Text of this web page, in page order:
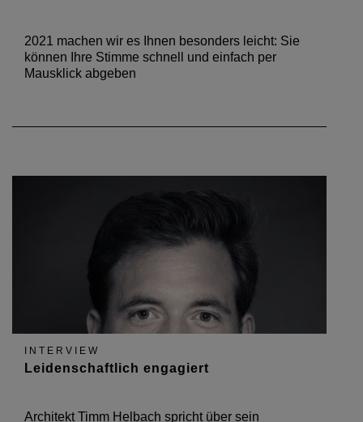
2021 machen wir es Ihnen besonders leicht: Sie
können Ihre Stimme schnell und einfach per
Mausklick abgeben
INTERVIEW
Leidenschaftlich engagiert
Architekt Timm Helbach spricht über sein